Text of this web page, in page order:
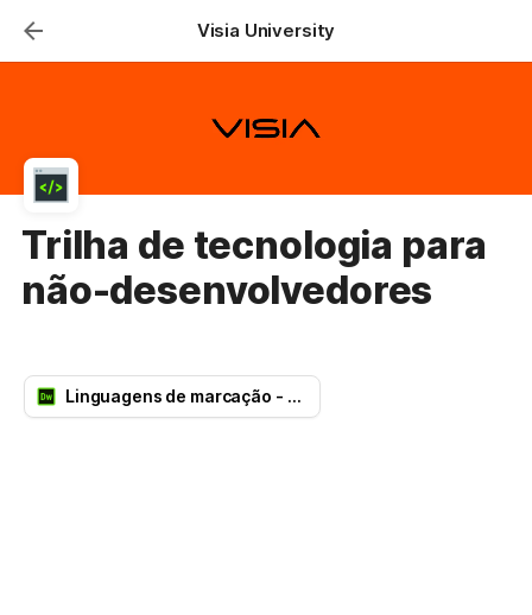
Visia University
Trilha de tecnologia para
não-desenvolvedores
Linguagens de marcação - HTML e CSS